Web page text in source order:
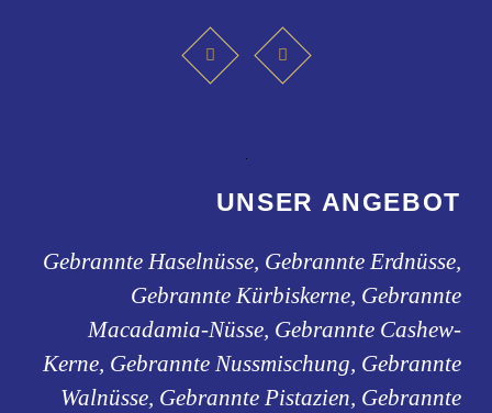
UNSER ANGEBOT
Gebrannte Haselnüsse, Gebrannte Erdnüsse,
Gebrannte Kürbiskerne, Gebrannte
Macadamia-Nüsse, Gebrannte Cashew-
Kerne, Gebrannte Nussmischung, Gebrannte
Walnüsse, Gebrannte Pistazien, Gebrannte